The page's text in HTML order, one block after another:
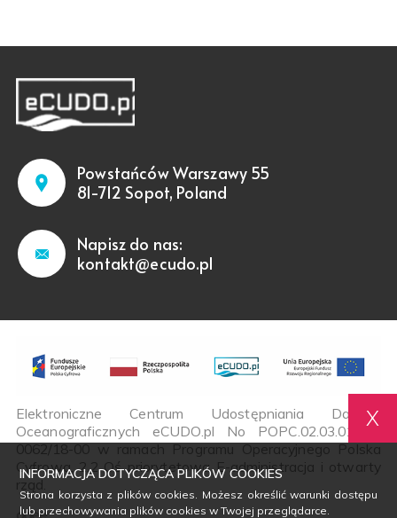
Powstańców Warszawy 55
81-712 Sopot, Poland
Napisz do nas:
kontakt@ecudo.pl
Elektroniczne Centrum Udostępniania Danych
Oceanograficznych eCUDO.pl No POPC.02.03.01-00-
0062/18-00 w ramach Programu Operacyjnego Polska
Cyfrowa, 2.2 Oś priorytetowa E-administracja i otwarty
rząd.
X
INFORMACJA DOTYCZĄCA PLIKÓW COOKIES
Strona korzysta z plików cookies. Możesz określić warunki dostępu
lub przechowywania plików cookies w Twojej przeglądarce.